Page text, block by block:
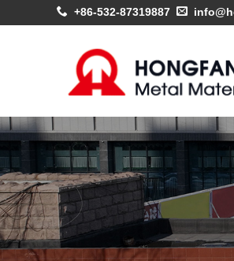
+86-532-87319887